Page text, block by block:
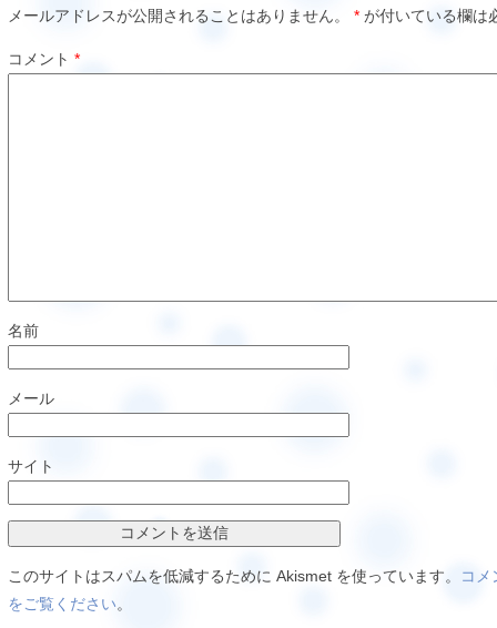
メールアドレスが公開されることはありません。 * が付いている欄は
コメント *
名前
メール
サイト
このサイトはスパムを低減するために Akismet を使っています。
コメ
をご覧ください。